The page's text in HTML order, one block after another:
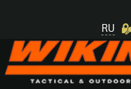
RU